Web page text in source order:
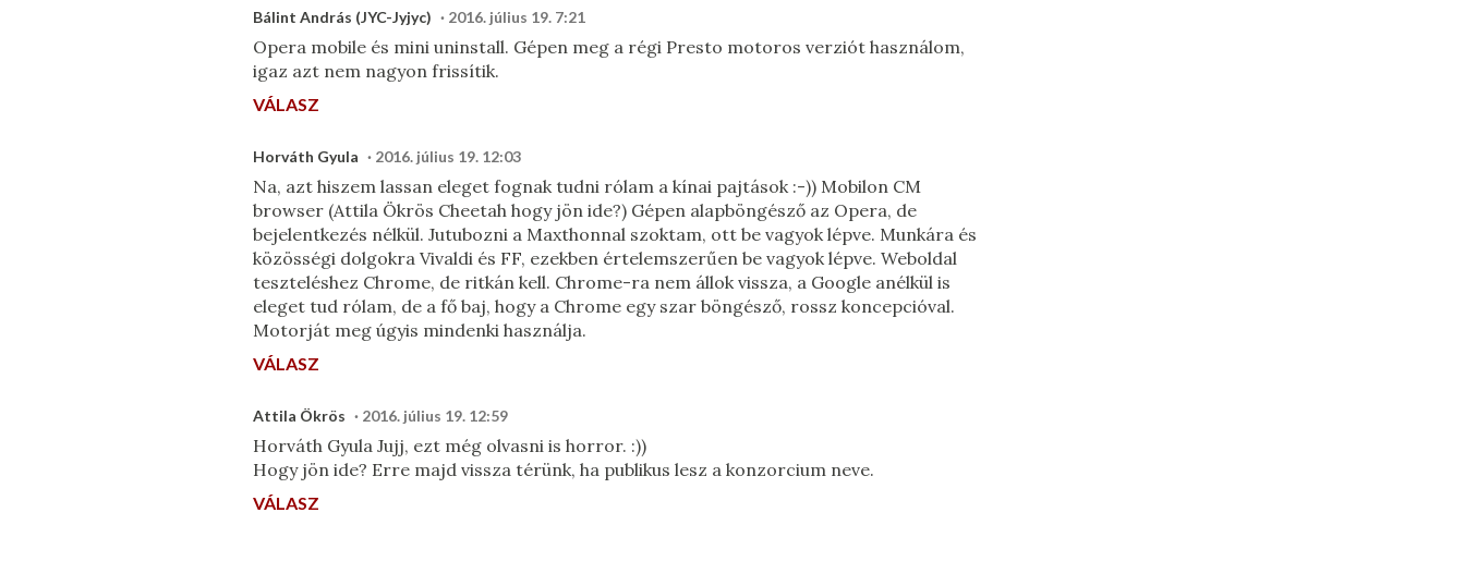
Bálint András (JYC-Jyjyc) 2016. július 19. 7:21
Opera mobile és mini uninstall. Gépen meg a régi Presto motoros verziót használom,
igaz azt nem nagyon frissítik.
VÁLASZ
Horváth Gyula 2016. július 19. 12:03
Na, azt hiszem lassan eleget fognak tudni rólam a kínai pajtások :-)) Mobilon CM
browser (Attila Ökrös Cheetah hogy jön ide?) Gépen alapböngésző az Opera, de
bejelentkezés nélkül. Jutubozni a Maxthonnal szoktam, ott be vagyok lépve. Munkára és
közösségi dolgokra Vivaldi és FF, ezekben értelemszerűen be vagyok lépve. Weboldal
teszteléshez Chrome, de ritkán kell. Chrome-ra nem állok vissza, a Google anélkül is
eleget tud rólam, de a fő baj, hogy a Chrome egy szar böngésző, rossz koncepcióval.
Motorját meg úgyis mindenki használja.
VÁLASZ
Attila Ökrös 2016. július 19. 12:59
Horváth Gyula Jujj, ezt még olvasni is horror. :))
Hogy jön ide? Erre majd vissza térünk, ha publikus lesz a konzorcium neve.
VÁLASZ